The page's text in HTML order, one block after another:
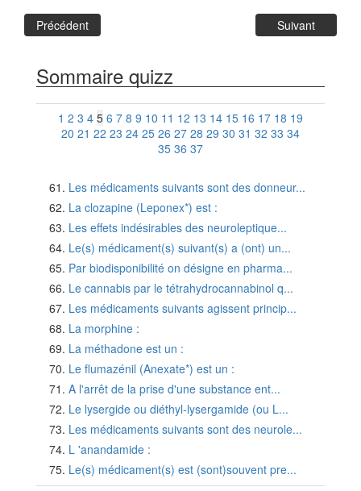
Précédent Suivant
Sommaire quizz
1 2 3 4 5 6 7 8 9 10 11 12 13 14 15 16 17 18 19
20 21 22 23 24 25 26 27 28 29 30 31 32 33 34
35 36 37
Les médicaments suivants sont des donneur...
La clozapine (Leponex*) est :
Les effets indésirables des neuroleptique...
Le(s) médicament(s) suivant(s) a (ont) un...
Par biodisponibilité on désigne en pharma...
Le cannabis par le tétrahydrocannabinol q...
Les médicaments suivants agissent princip...
La morphine :
La méthadone est un :
Le flumazénil (Anexate*) est un :
A l'arrêt de la prise d'une substance ent...
Le lysergide ou diéthyl-lysergamide (ou L...
Les médicaments suivants sont des neurole...
L 'anandamide :
Le(s) médicament(s) est (sont)souvent pre...